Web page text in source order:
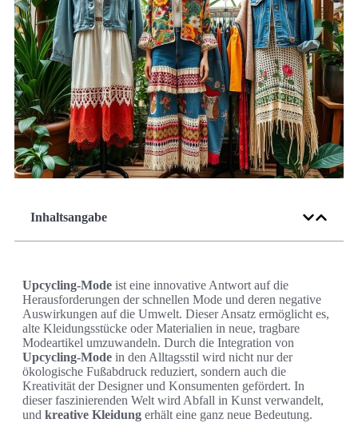
Inhaltsangabe
Upcycling-Mode ist eine innovative Antwort auf die
Herausforderungen der schnellen Mode und deren negative
Auswirkungen auf die Umwelt. Dieser Ansatz ermöglicht es,
alte Kleidungsstücke oder Materialien in neue, tragbare
Modeartikel umzuwandeln. Durch die Integration von
Upcycling-Mode in den Alltagsstil wird nicht nur der
ökologische Fußabdruck reduziert, sondern auch die
Kreativität der Designer und Konsumenten gefördert. In
dieser faszinierenden Welt wird Abfall in Kunst verwandelt,
und kreative Kleidung erhält eine ganz neue Bedeutung.